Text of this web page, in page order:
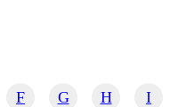
F G H I